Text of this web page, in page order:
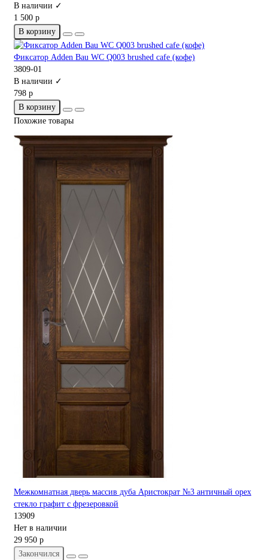
В наличии ✓
1 500 р
В корзину
Фиксатор Adden Bau WC Q003 brushed cafe (кофе)
3809-01
В наличии ✓
798 р
В корзину
Похожие товары
Межкомнатная дверь массив дуба Аристократ №3 античный орех
стекло графит с фрезеровкой
13909
Нет в наличии
29 950 р
Закончился